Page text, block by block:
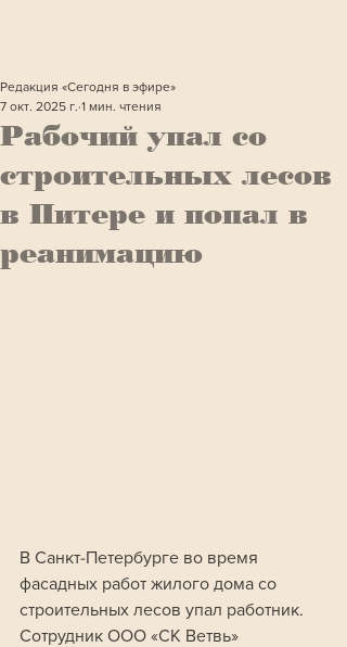
Рабочий упал со
строительных лесов
в Питере и попал в
реанимацию
Редакция «Сегодня в эфире»
7 окт. 2025 г. 1 мин. чтения
В Санкт-Петербурге во время
фасадных работ жилого дома со
строительных лесов упал работник.
Сотрудник ООО «СК Ветвь»